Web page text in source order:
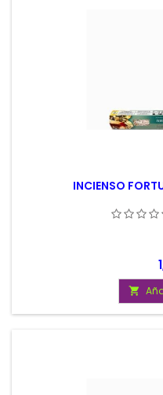
INCIENSO
